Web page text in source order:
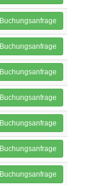
Buchungsanfrage
Buchungsanfrage
Buchungsanfrage
Buchungsanfrage
Buchungsanfrage
Buchungsanfrage
Buchungsanfrage